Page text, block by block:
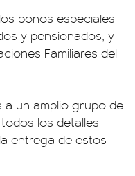
bonos especiales
y pensionados, y
Familiares del
un amplio grupo de
los detalles
entrega de estos